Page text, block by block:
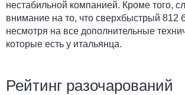
нестабильной компанией. Кроме того,
внимание на то, что сверхбыстрый 812
несмотря на все дополнительные
которые есть у итальянца.
Рейтинг разочарований